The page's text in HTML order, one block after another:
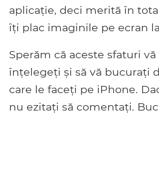
aplicație, deci merită în
îți plac imaginile pe ecran
Sperăm că aceste sfaturi vă
înțelegeți și să vă bucurați
care le faceți pe iPhone.
nu ezitați să comentați.